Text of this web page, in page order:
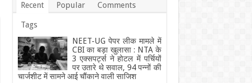
Recent Popular Comments
Tags
NEET-UG पेपर लीक मामले में
CBI का बड़ा खुलासा : NTA के
3 एक्सपर्ट्स ने होटल में पर्चियों
पर उतारे थे सवाल, 94 पन्नों की
चार्जशीट में सामने आई चौंकाने वाली साजिश